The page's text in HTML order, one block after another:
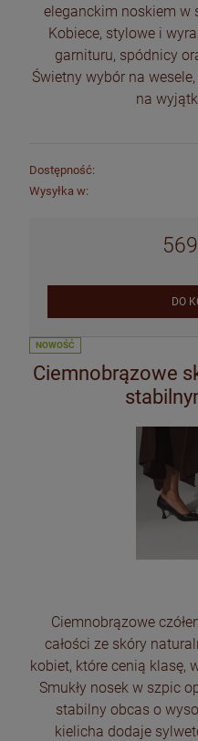
eleganckim noskiem w
Kobiece, stylowe i
garnituru, spódnicy
Świetny wybór na
na
Dostępność:
Wysyłka w:
DO
Ciemnobrązowe
Ciemnobrązowe
całości ze skóry
kobiet, które cenią klasę,
Smukły nosek w szpic
stabilny obcas o
kielicha dodaje
NOWOŚĆ